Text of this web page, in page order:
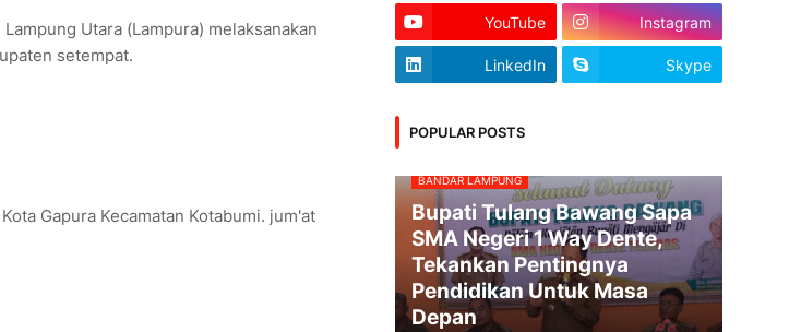
Utara (Lampura) melaksanakan
setempat.
Gapura Kecamatan Kotabumi. jum'at
YouTube Instagram
LinkedIn Skype
POPULAR POSTS
BANDAR LAMPUNG
Bupati Tulang Bawang Sapa
SMA Negeri 1 Way Dente,
Tekankan Pentingnya
Pendidikan Untuk Masa
Depan